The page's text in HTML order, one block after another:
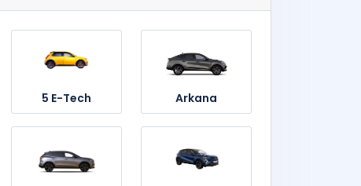
5 E-Tech Arkana